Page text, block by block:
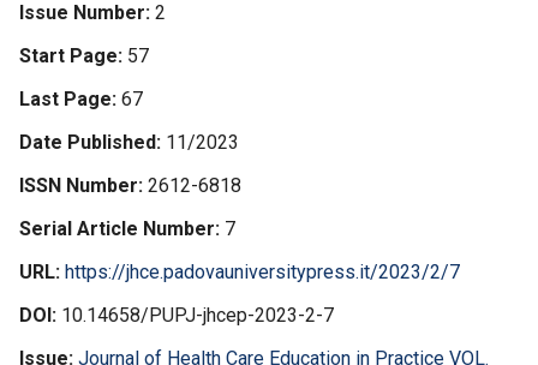
Issue Number 2
Start Page 57
Last Page 67
Date Published 11/2023
ISSN Number 2612-6818
Serial Article Number 7
URL https://jhce.padovauniversitypress.it/2023/2/7
DOI 10.14658/PUPJ-jhcep-2023-2-7
Issue Journal of Health Care Education in Practice VOL.